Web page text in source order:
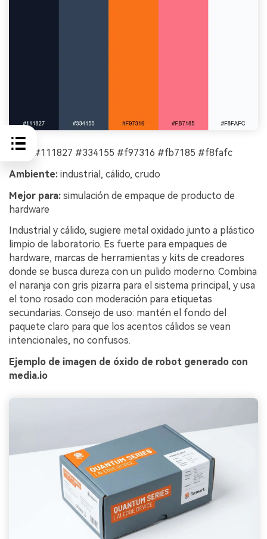
HEX:
#111827 #334155 #f97316 #fb7185 #f8fafc
Ambiente: industrial, cálido, crudo
Mejor para: simulación de empaque de producto de
hardware
Industrial y cálido, sugiere metal oxidado junto a plástico
limpio de laboratorio. Es fuerte para empaques de
hardware, marcas de herramientas y kits de creadores
donde se busca dureza con un pulido moderno. Combina
el naranja con gris pizarra para el sistema principal, y usa
el tono rosado con moderación para etiquetas
secundarias. Consejo de uso: mantén el fondo del
paquete claro para que los acentos cálidos se vean
intencionales, no confusos.
Ejemplo de imagen de óxido de robot generado con
media.io